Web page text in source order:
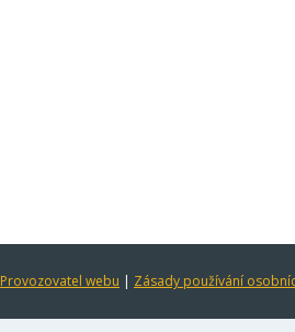
Provozovatel webu | Zásady používání